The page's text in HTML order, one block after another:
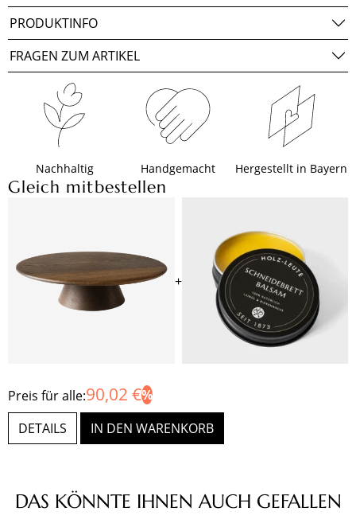
PRODUKTINFO
FRAGEN ZUM ARTIKEL
Nachhaltig Handgemacht Hergestellt in Bayern
Gleich mitbestellen
+
Preis für alle:90,02 €
DETAILS IN DEN WARENKORB
Produktgalerie überspringen
DAS KÖNNTE IHNEN AUCH GEFALLEN